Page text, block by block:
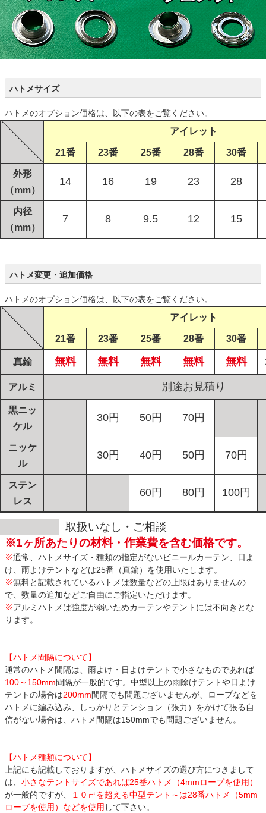
ハトメサイズ
ハトメのオプション価格は、以下の表をご覧ください。
アイレット
21番 23番 25番 28番 30番
外形
（mm）
14 16 19 23 28
内径
（mm）
7 8 9.5 12 15
ハトメ変更・追加価格
ハトメのオプション価格は、以下の表をご覧ください。
アイレット
21番 23番 25番 28番 30番
真鍮 無料 無料 無料 無料 無料
アルミ 別途お見積り
黒ニッ
ケル
30円 50円 70円
ニッケ
ル
30円 40円 50円 70円
ステン
レス
60円 80円 100円
取扱いなし・ご相談
※1ヶ所あたりの材料・作業費を含む価格です。
※通常、ハトメサイズ・種類の指定がないビニールカーテン、日よ
け、雨よけテントなどは25番（真鍮）を使用いたします。
※無料と記載されているハトメは数量などの上限はありませんの
で、数量の追加などご自由にご指定いただけます。
※アルミハトメは強度が弱いためカーテンやテントには不向きとな
ります。
【ハトメ間隔について】
通常のハトメ間隔は、雨よけ・日よけテントで小さなものであれば
100～150mm間隔が一般的です。中型以上の雨除けテントや日よけ
テントの場合は200mm間隔でも問題ございませんが、ロープなどを
ハトメに編み込み、しっかりとテンション（張力）をかけて張る自
信がない場合は、ハトメ間隔は150mmでも問題ございません。
【ハトメ種類について】
上記にも記載しておりますが、ハトメサイズの選び方につきまして
は、 小さなテントサイズであれば25番ハトメ（4mmロープを使用）
が一般的ですが、
１０㎡を超える中型テント～は28番ハトメ（5mm
ロープを使用）などを使用 して下さい。